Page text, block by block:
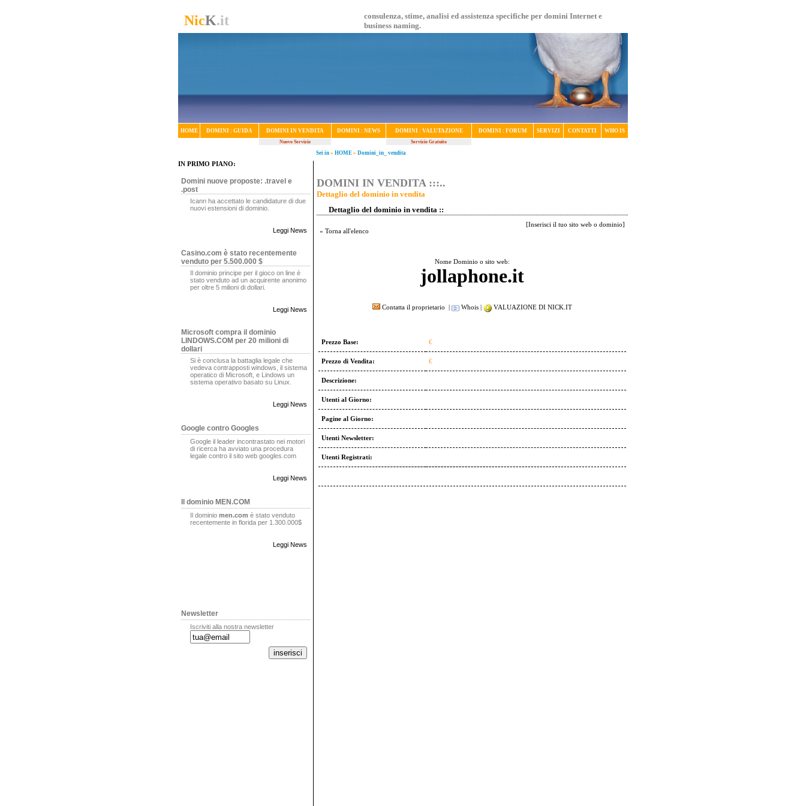
NicK.it
consulenza, stime, analisi ed assistenza specifiche per domini Internet e
business naming.
HOME DOMINI : GUIDA DOMINI IN VENDITA DOMINI : NEWS DOMINI : VALUTAZIONE DOMINI : FORUM SERVIZI CONTATTI WHO IS
Nuovo Servizio Servizio Gratuito
Sei in » HOME » Domini_in_ vendita
IN PRIMO PIANO:
Domini nuove proposte: .travel e
.post
Icann ha accettato le candidature di due
nuovi estensioni di dominio.
Leggi News
Casino.com è stato recentemente
venduto per 5.500.000 $
Il dominio principe per il gioco on line è
stato venduto ad un acquirente anonimo
per oltre 5 milioni di dollari.
Leggi News
Microsoft compra il dominio
LINDOWS.COM per 20 milioni di
dollari
Si è conclusa la battaglia legale che
vedeva contrapposti windows, il sistema
operatico di Microsoft, e Lindows un
sistema operativo basato su Linux.
Leggi News
Google contro Googles
Google il leader incontrastato nei motori
di ricerca ha avviato una procedura
legale contro il sito web googles.com
Leggi News
Il dominio MEN.COM
Il dominio men.com è stato venduto
recentemente in florida per 1.300.000$
Leggi News
Newsletter
Iscriviti alla nostra newsletter
DOMINI IN VENDITA :::..
Dettaglio del dominio in vendita
Dettaglio del dominio in vendita ::
« Torna all'elenco
[Inserisci il tuo sito web o dominio]
Nome Dominio o sito web:
jollaphone.it
Contatta il proprietario Whois VALUAZIONE DI NICK.IT
Prezzo Base: €
Prezzo di Vendita: €
Descrizione:
Utenti al Giorno:
Pagine al Giorno:
Utenti Newsletter:
Utenti Registrati: